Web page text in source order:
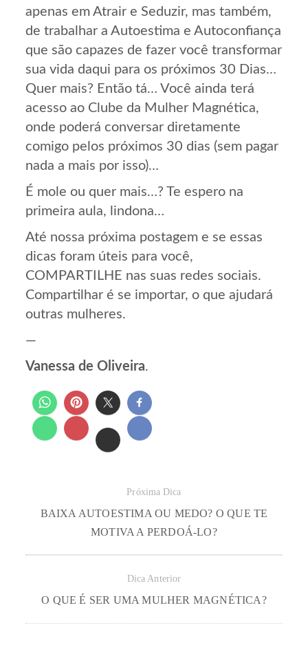
apenas em Atrair e Seduzir, mas também,
de trabalhar a Autoestima e Autoconfiança
que são capazes de fazer você transformar
sua vida daqui para os próximos 30 Dias…
Quer mais? Então tá… Você ainda terá
acesso ao Clube da Mulher Magnética,
onde poderá conversar diretamente
comigo pelos próximos 30 dias (sem pagar
nada a mais por isso)…
É mole ou quer mais…? Te espero na
primeira aula, lindona…
Até nossa próxima postagem e se essas
dicas foram úteis para você,
COMPARTILHE nas suas redes sociais.
Compartilhar é se importar, o que ajudará
outras mulheres.
—
Vanessa de Oliveira.
Próxima Dica
BAIXA AUTOESTIMA OU MEDO? O QUE TE
MOTIVA A PERDOÁ-LO?
Dica Anterior
O QUE É SER UMA MULHER MAGNÉTICA?